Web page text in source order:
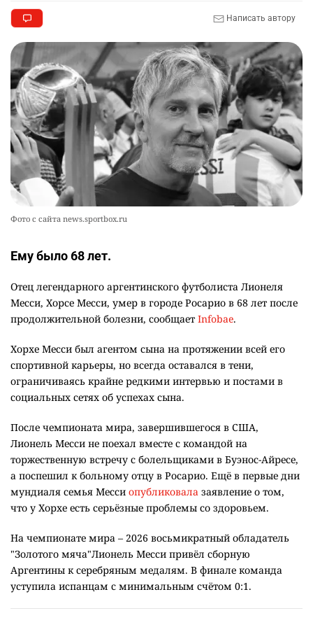
9
👀 Опубликован список обладателей
0
10
🪱 "Мы думаем, что правим миром, но это не
так". Как дьявольские черви меняют наше
представление о жизни на Земле
2353 0 12
Написать автору
Фото с сайта news.sportbox.ru
Ему было 68 лет.
Отец легендарного аргентинского футболиста Лионеля
Месси, Хорсе Месси, умер в городе Росарио в 68 лет после
продолжительной болезни, сообщает Infobae.
Хорхе Месси был агентом сына на протяжении всей его
спортивной карьеры, но всегда оставался в тени,
ограничиваясь крайне редкими интервью и постами в
социальных сетях об успехах сына.
После чемпионата мира, завершившегося в США,
Лионель Месси не поехал вместе с командой на
торжественную встречу с болельщиками в Буэнос-Айресе,
а поспешил к больному отцу в Росарио. Ещё в первые дни
мундиаля семья Месси опубликовала заявление о том,
что у Хорхе есть серьёзные проблемы со здоровьем.
На чемпионате мира – 2026 восьмикратный обладатель
"Золотого мяча"Лионель Месси привёл сборную
Аргентины к серебряным медалям. В финале команда
уступила испанцам с минимальным счётом 0:1.